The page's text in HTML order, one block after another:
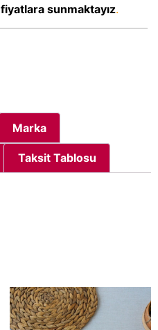
fiyatlara sunmaktayız.
Marka
Taksit Tablosu